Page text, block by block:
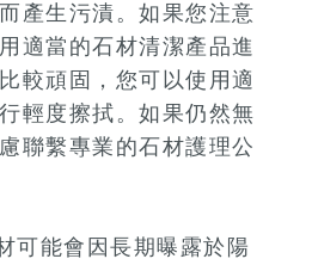
產生污漬。如果您注意
適當的石材清潔產品進
較頑固，您可以使用適
輕度擦拭。如果仍然無
聯繫專業的石材護理公
可能會因長期曝露於陽